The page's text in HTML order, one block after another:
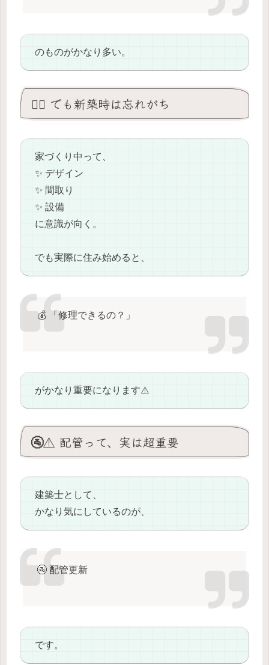
のものがかなり多い。
😵‍💫 でも新築時は忘れがち
家づくり中って、
✨ デザイン
✨ 間取り
✨ 設備
に意識が向く。
でも実際に住み始めると、
💰 「修理できるの？」
がかなり重要になります⚠️
🚰⚠️ 配管って、実は超重要
建築士として、
かなり気にしているのが、
🚰 配管更新
です。